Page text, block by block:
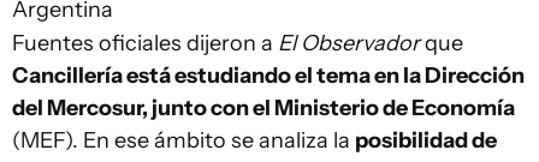
Argentina
Fuentes oficiales dijeron a El Observadorque
Cancillería está estudiando el tema en la Dirección
del Mercosur, junto con el Ministerio de Economía
(MEF). En ese ámbito se analiza la posibilidad de